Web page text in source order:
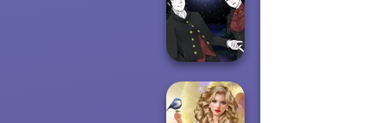
The Princess
Sent To The
Futur...
Manga Creator
Vampire Hunter